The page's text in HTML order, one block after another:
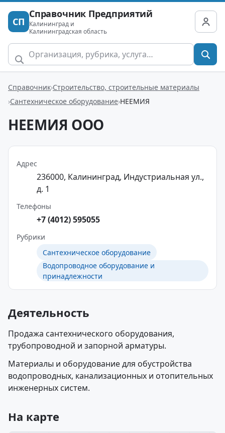
СП
Справочник Предприятий
Калининград и
Калининградская область
Справочник Строительство, строительные материалы
Сантехническое оборудование НЕЕМИЯ
НЕЕМИЯ ООО
Адрес
236000, Калининград, Индустриальная ул.,
д. 1
Телефоны
+7 (4012) 595055
Рубрики
Сантехническое оборудование
Водопроводное оборудование и
принадлежности
Деятельность
Продажа сантехнического оборудования,
трубопроводной и запорной арматуры.
Материалы и оборудование для обустройства
водопроводных, канализационных и отопительных
инженерных систем.
На карте